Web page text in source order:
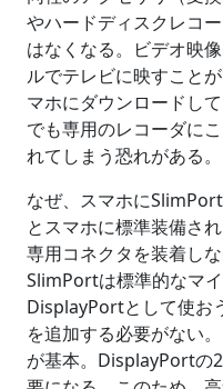
やハードディスクレコ
はなくなる。ビデオ映
ルでテレビに映すこと
マホにダウンロードし
でも専用のレコーダに
れてしまう恐れがある。
なぜ、スマホに
とスマホに標準装備さ
専用コネクタを装着し
SlimPortは標準的なマ
DisplayPortとして使お
を追加する必要がない
が基本。DisplayPortの